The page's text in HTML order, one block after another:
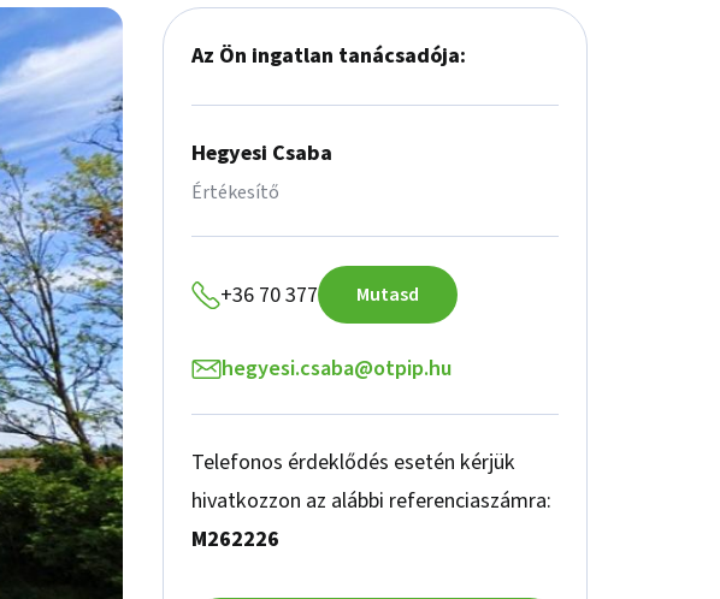
Az Ön ingatlan tanácsadója:
Hegyesi Csaba
Értékesítő
+36 70 377 Mutasd
hegyesi.csaba@otpip.hu
Telefonos érdeklődés esetén kérjük
hivatkozzon az alábbi referenciaszámra:
M262226